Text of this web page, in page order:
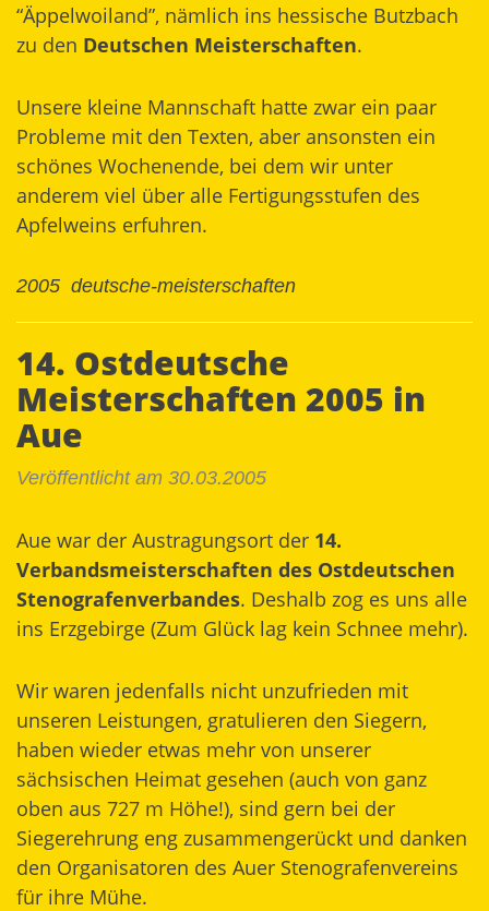
“Äppelwoiland”, nämlich ins hessische Butzbach
zu den Deutschen Meisterschaften.
Unsere kleine Mannschaft hatte zwar ein paar
Probleme mit den Texten, aber ansonsten ein
schönes Wochenende, bei dem wir unter
anderem viel über alle Fertigungsstufen des
Apfelweins erfuhren.
2005 deutsche-meisterschaften
14. Ostdeutsche
Meisterschaften 2005 in
Aue
Veröffentlicht am 30.03.2005
Aue war der Austragungsort der 14.
Verbandsmeisterschaften des Ostdeutschen
Stenografenverbandes. Deshalb zog es uns alle
ins Erzgebirge (Zum Glück lag kein Schnee mehr).
Wir waren jedenfalls nicht unzufrieden mit
unseren Leistungen, gratulieren den Siegern,
haben wieder etwas mehr von unserer
sächsischen Heimat gesehen (auch von ganz
oben aus 727 m Höhe!), sind gern bei der
Siegerehrung eng zusammengerückt und danken
den Organisatoren des Auer Stenografenvereins
für ihre Mühe.